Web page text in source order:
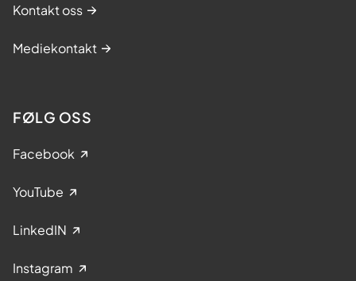
Kontakt oss
Mediekontakt
FØLG OSS
Facebook
YouTube
LinkedIN
Instagram